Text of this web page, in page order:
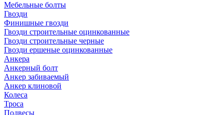
Мебельные болты
Гвозди
Финишные гвозди
Гвозди строительные оцинкованные
Гвозди строительные черные
Гвозди ершеные оцинкованные
Анкера
Анкерный болт
Анкер забиваемый
Анкер клиновой
Колеса
Троса
Подвесы